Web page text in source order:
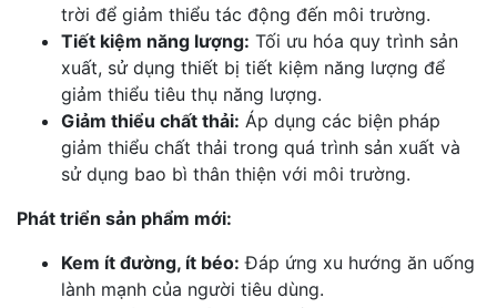
trời để giảm thiểu tác động đến môi trường.
Tiết kiệm năng lượng: Tối ưu hóa quy trình sản
xuất, sử dụng thiết bị tiết kiệm năng lượng để
giảm thiểu tiêu thụ năng lượng.
Giảm thiểu chất thải: Áp dụng các biện pháp
giảm thiểu chất thải trong quá trình sản xuất và
sử dụng bao bì thân thiện với môi trường.
Phát triển sản phẩm mới:
Kem ít đường, ít béo: Đáp ứng xu hướng ăn uống
lành mạnh của người tiêu dùng.